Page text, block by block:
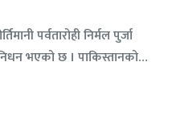
पर्वतारोही निर्मल पुर्जा
भएको छ । पाकिस्तानको…